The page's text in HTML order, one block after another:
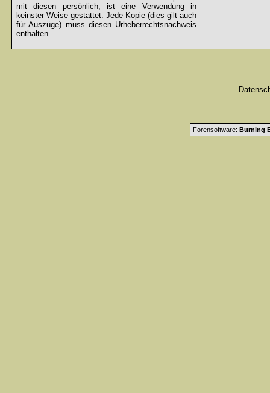
mit diesen persönlich, ist eine Verwendung in
keinster Weise gestattet. Jede Kopie (dies gilt auch
für Auszüge) muss diesen Urheberrechtsnachweis
enthalten.
Forensoftware: Burning